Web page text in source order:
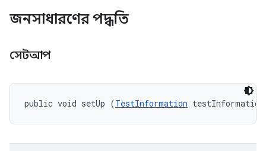
জনসাধারণের পদ্ধতি
সেটআপ
public void setUp (TestInformation